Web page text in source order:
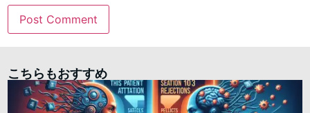
こちらもおすすめ